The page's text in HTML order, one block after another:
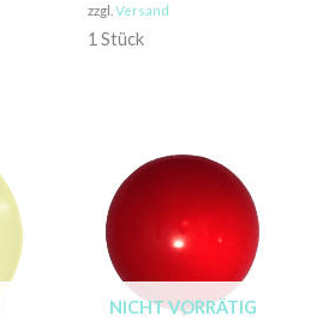
zzgl. Versand
1 Stück
NICHT VORRÄTIG